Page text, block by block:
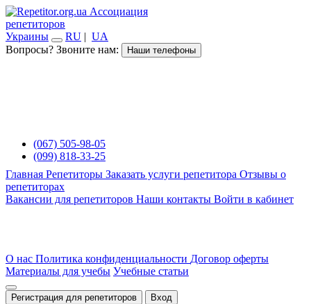
Ассоциация
репетиторов
Украины
RU | UA
Вопросы? Звоните нам:
Наши телефоны
(067) 505-98-05
(099) 818-33-25
Главная Репетиторы Заказать услуги репетитора Отзывы о
репетиторах
Вакансии для репетиторов Наши контакты Войти в кабинет
О нас Политика конфиденциальности Договор оферты
Материалы для учебы Учебные статьи
Регистрация для репетиторов Вход